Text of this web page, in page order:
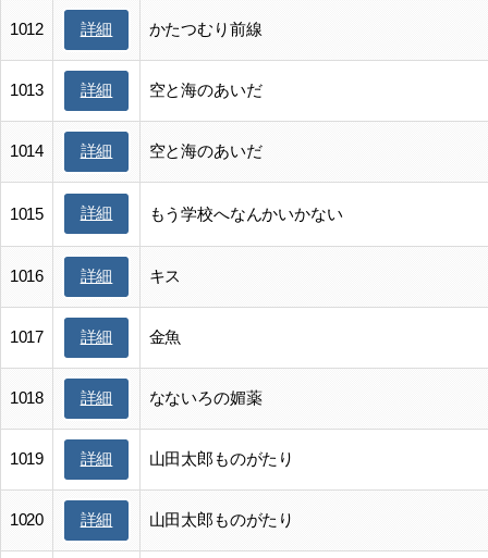
1012 詳細 かたつむり前線
1013 詳細 空と海のあいだ
1014 詳細 空と海のあいだ
1015 詳細 もう学校へなんかいかない
1016 詳細 キス
1017 詳細 金魚
1018 詳細 なないろの媚薬
1019 詳細 山田太郎ものがたり
1020 詳細 山田太郎ものがたり